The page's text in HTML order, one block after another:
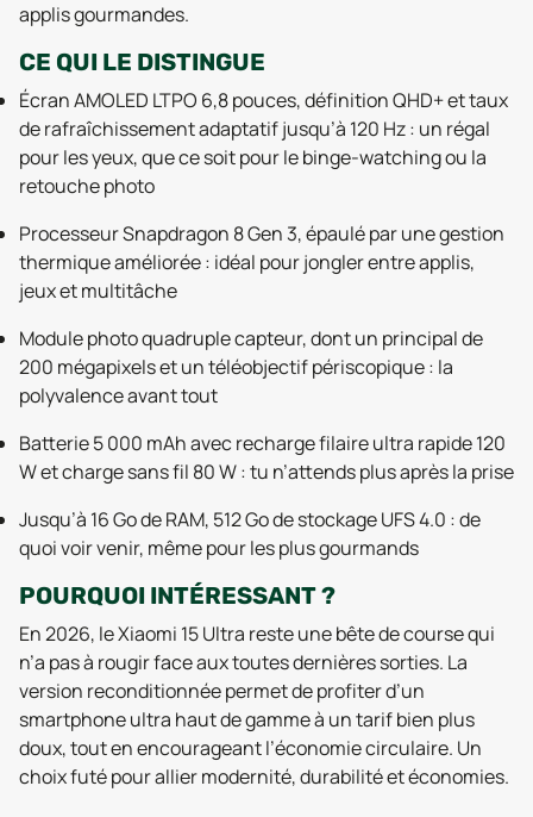
applis gourmandes.
CE QUI LE DISTINGUE
Écran AMOLED LTPO 6,8 pouces, définition QHD+ et taux
de rafraîchissement adaptatif jusqu’à 120 Hz : un régal
pour les yeux, que ce soit pour le binge-watching ou la
retouche photo
Processeur Snapdragon 8 Gen 3, épaulé par une gestion
thermique améliorée : idéal pour jongler entre applis,
jeux et multitâche
Module photo quadruple capteur, dont un principal de
200 mégapixels et un téléobjectif périscopique : la
polyvalence avant tout
Batterie 5 000 mAh avec recharge filaire ultra rapide 120
W et charge sans fil 80 W : tu n’attends plus après la prise
Jusqu’à 16 Go de RAM, 512 Go de stockage UFS 4.0 : de
quoi voir venir, même pour les plus gourmands
POURQUOI INTÉRESSANT ?
En 2026, le Xiaomi 15 Ultra reste une bête de course qui
n’a pas à rougir face aux toutes dernières sorties. La
version reconditionnée permet de profiter d’un
smartphone ultra haut de gamme à un tarif bien plus
doux, tout en encourageant l’économie circulaire. Un
choix futé pour allier modernité, durabilité et économies.